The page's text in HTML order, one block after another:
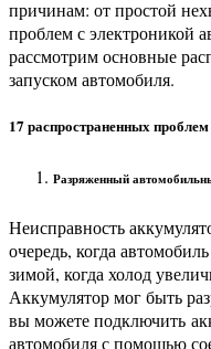
причинам: от простой
проблем с электроникой
рассмотрим основные
запуском автомобиля.
17 распространенных
Разряженный
Неисправность
очередь, когда
зимой, когда холод
Аккумулятор мог быть
вы можете подключить
автомобиля с помощью